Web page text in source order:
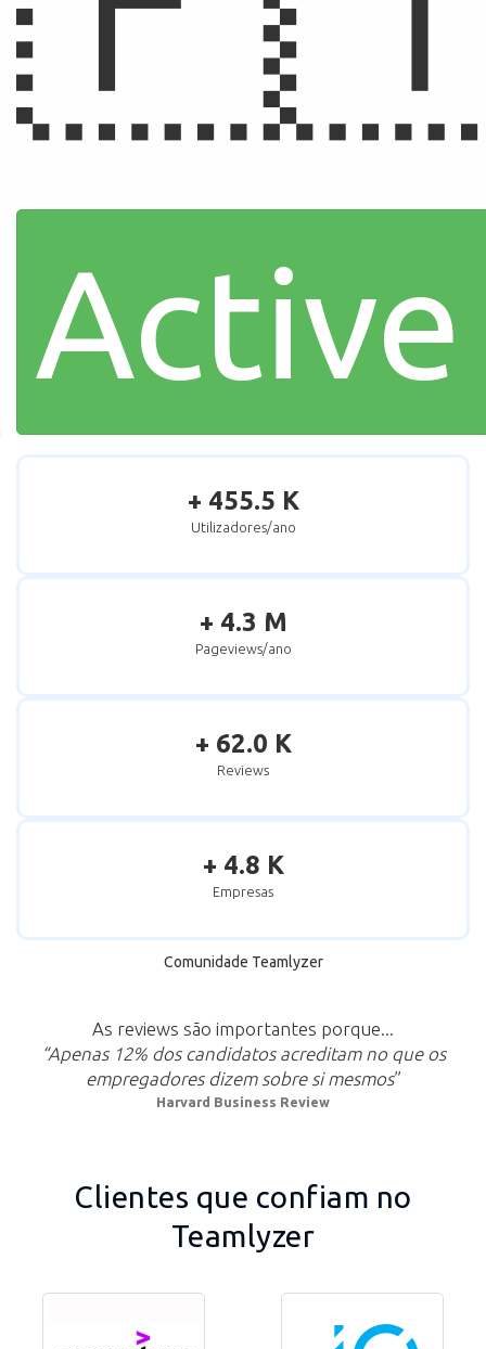
+ 455.5 K
Utilizadores/ano
+ 4.3 M
Pageviews/ano
+ 62.0 K
Reviews
+ 4.8 K
Empresas
Comunidade Teamlyzer
As reviews são importantes porque...
“Apenas 12% dos candidatos acreditam no que os
empregadores dizem sobre si mesmos”
Harvard Business Review
Clientes que confiam no
Teamlyzer